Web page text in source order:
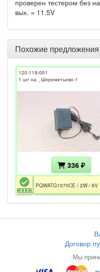
проверен тестером без
вых. = 11.5V
Похожие предложения
120-119-001
1 шт на _Шереметьево-1
336 ₽
Договор
Мы